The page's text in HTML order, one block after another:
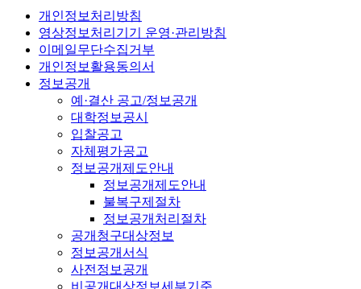
개인정보처리방침
영상정보처리기기 운영·관리방침
이메일무단수집거부
개인정보활용동의서
정보공개
예·결산 공고/정보공개
대학정보공시
입찰공고
자체평가공고
정보공개제도안내
정보공개제도안내
불복구제절차
정보공개처리절차
공개청구대상정보
정보공개서식
사전정보공개
비공개대상정보세부기준